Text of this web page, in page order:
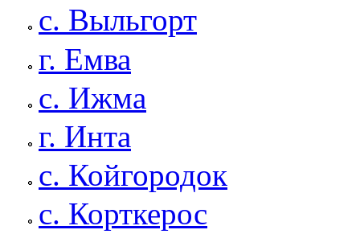
с. Выльгорт
г. Емва
с. Ижма
г. Инта
с. Койгородок
с. Корткерос